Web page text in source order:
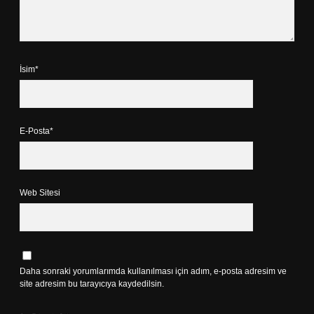
İsim*
E-Posta*
Web Sitesi
Daha sonraki yorumlarımda kullanılması için adım, e-posta adresim ve
site adresim bu tarayıcıya kaydedilsin.